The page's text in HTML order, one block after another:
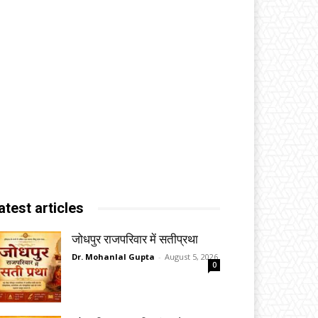
articles
जोधपुर राजपरिवार में सतीप्रथा
Dr. Mohanlal Gupta - August 5, 2026
0